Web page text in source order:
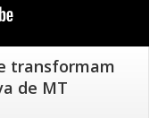
transformam
de MT